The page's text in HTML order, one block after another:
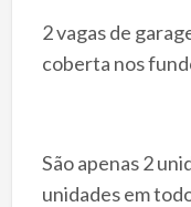
2 vagas de
coberta nos
São apenas 2
unidades em